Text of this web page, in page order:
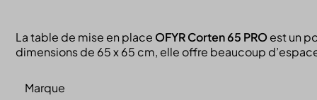
La table de mise en place OFYR Corten 65 PROest un
dimensions de 65 x 65 cm, elle offre beaucoup
Marque